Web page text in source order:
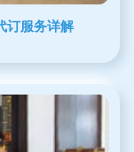
订服务详解